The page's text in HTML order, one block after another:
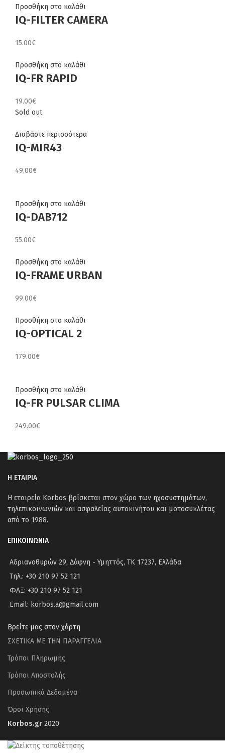
Προσθήκη στο καλάθι
IQ-FILTER CAMERA
15.00€
Προσθήκη στο καλάθι
IQ-FR RAPID
19.00€
Sold out
Διαβάστε περισσότερα
IQ-MIR43
49.00€
Προσθήκη στο καλάθι
IQ-DAB712
55.00€
Προσθήκη στο καλάθι
IQ-FRAME URBAN
99.00€
Προσθήκη στο καλάθι
IQ-OPTICAL 2
179.00€
Προσθήκη στο καλάθι
IQ-FR PULSAR CLIMA
249.00€
Η ΕΤΑΙΡΙΑ
Η εταιρεία Korbos βρίσκεται στον χώρο των ηχοσυστημάτων,
τηλεπικοινωνιών και ασφαλείας αυτοκινήτου και μοτοσυκλέτας
από το 1988.
ΕΠΙΚΟΙΝΩΝΙΑ
Αδριανοθυρών 29, Δάφνη - Υμηττός, ΤΚ 17237, Ελλάδα
Τηλ.: +30 210 97 52 121
ΦΑΞ: +30 210 97 52 121
Email: korbos.a@gmail.com
Βρείτε μας στον χάρτη
ΣΧΕΤΙΚΑ ΜΕ ΤΗΝ ΠΑΡΑΓΓΕΛΙΑ
Τρόποι Πληρωμής
Τρόποι Αποστολής
Προσωπικά Δεδομένα
Όροι Χρήσης
Korbos.gr 2020